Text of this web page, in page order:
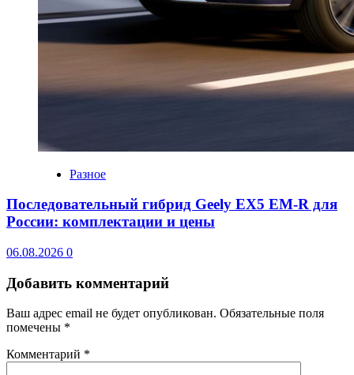
Разное
Последовательный гибрид Geely EX5 EM-R для
России: комплектации и цены
06.08.2026 0
Добавить комментарий
Ваш адрес email не будет опубликован. Обязательные поля
помечены *
Комментарий *